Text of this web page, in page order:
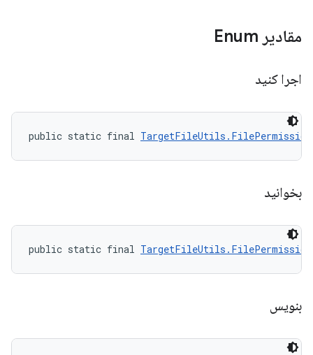
مقادیر Enum
اجرا کنید
public static final TargetFileUtils.FilePermission
بخوانید
public static final TargetFileUtils.FilePermission
بنویس